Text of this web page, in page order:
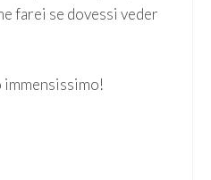
farei se dovessi veder
immensissimo!